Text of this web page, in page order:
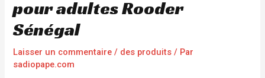
pour adultes Rooder
Sénégal
Laisser un commentaire / des produits / Par
sadiopape.com